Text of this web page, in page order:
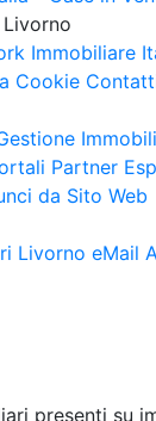
Immobiliare
Cookie
Partner
da Sito Web
Livorno eMail
presenti su